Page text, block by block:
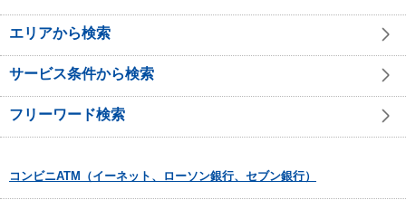
エリアから検索
サービス条件から検索
フリーワード検索
コンビニATM（イーネット、ローソン銀行、セブン銀行）